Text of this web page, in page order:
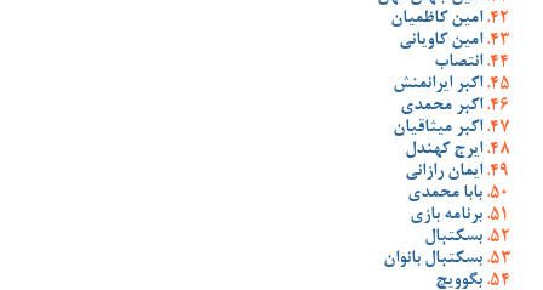
امین کاظمیان
امین کاویانی
انتصاب
اکبر ایرانمنش
اکبر محمدی
اکبر میثاقیان
ایرج کهندل
ایمان رازانی
بابا محمدی
برنامه بازی
بسکتبال
بسکتبال بانوان
بگوویچ